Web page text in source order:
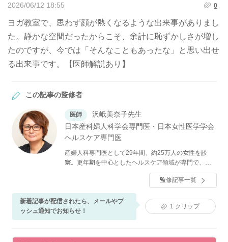
2026/06/12 18:55 0
ヨガ教室で、思わず顔が熱くなるような出来事がありまし
た。静かな空間だったからこそ、余計に恥ずかしさが増し
たのですが、今では「そんなこともあったな」と思い出せ
る出来事です。【医師解説あり】
この記事の監修者
医師
沢岻美奈子先生
日本産科婦人科学会専門医・日本女性医学学会
ヘルスケア専門医
産婦人科専門医として29年間、約25万人の女性を診
察。更年期を中心としたヘルスケア領域が専門で、心
身の不調が特徴的な更年期の揺らぎ世代を、薬だけで
はなく栄養面やコーチングも取り入れた統合医療で全
人的なサポートをおこなっている。
監修記事一覧
新着記事が配信されたら、メールやプ
ッシュ通知でお知らせ！
1 クリップ